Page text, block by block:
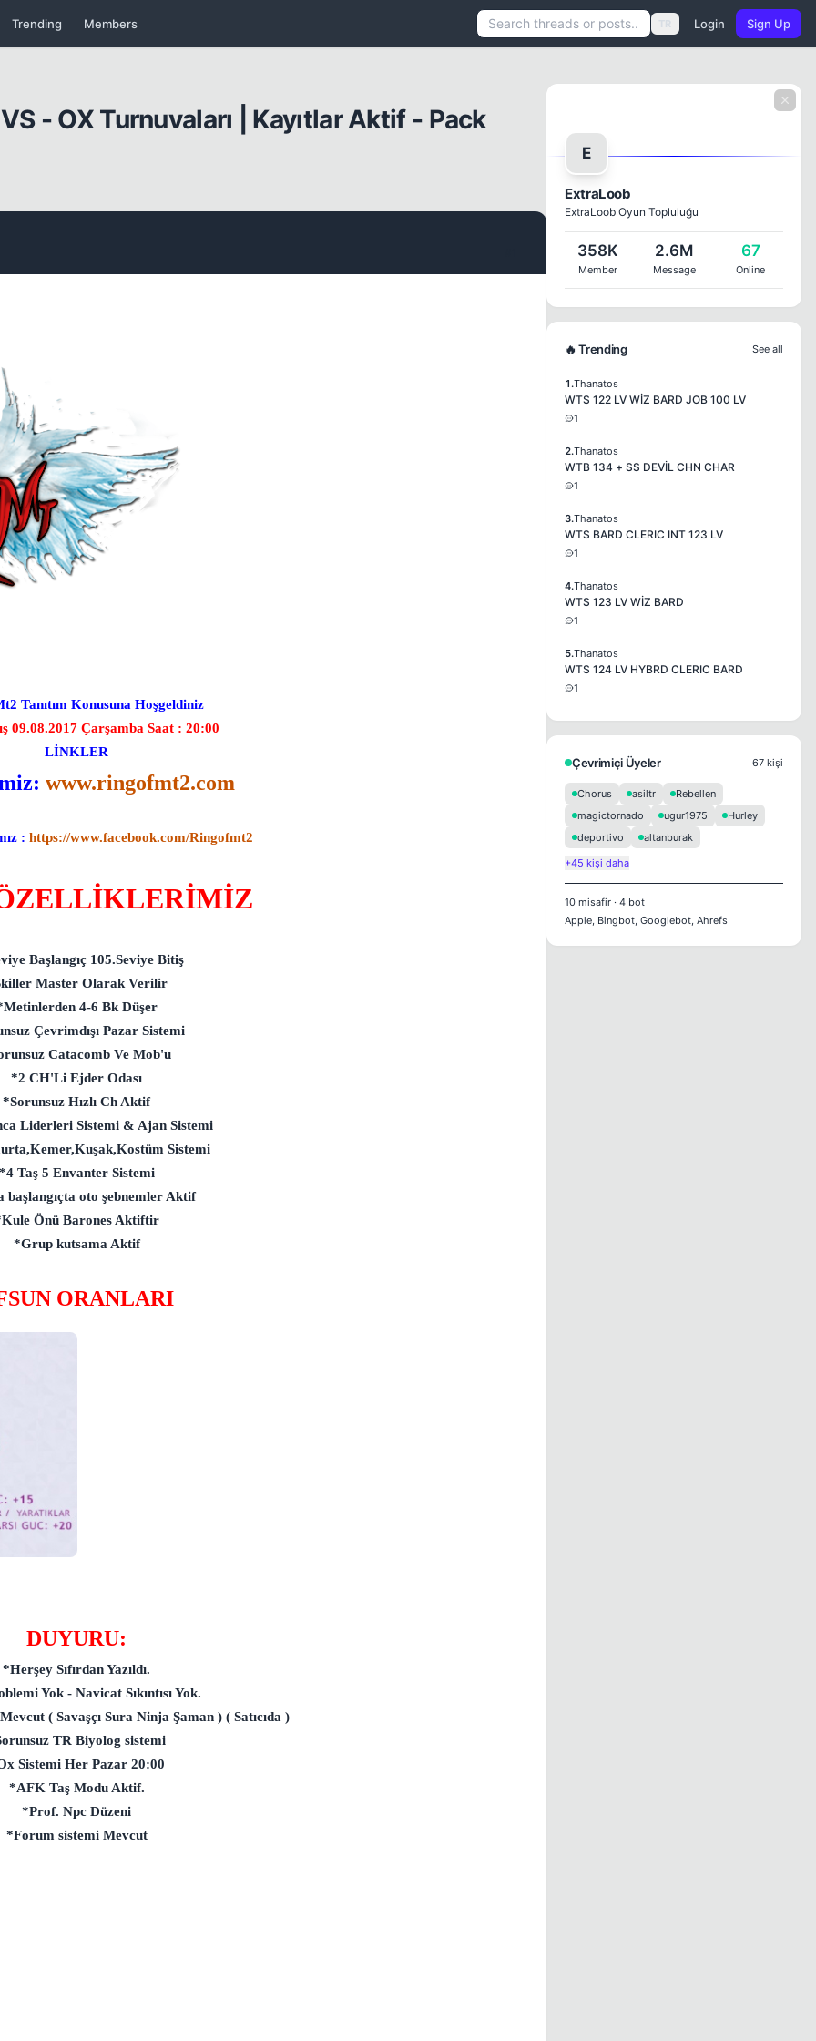
Trending Members TR Login Sign Up
- OX Turnuvaları | Kayıtlar Aktif - Pack
Tanıtım Konusuna Hoşgeldiniz
09.08.2017 Çarşamba Saat : 20:00
LİNKLER
www.ringofmt2.com
: https://www.facebook.com/Ringofmt2
Başlangıç 105.Seviye Bitiş
Master Olarak Verilir
4-6 Bk Düşer
Çevrimdışı Pazar Sistemi
Catacomb Ve Mob'u
*2 CH'Li Ejder Odası
*Sorunsuz Hızlı Ch Aktif
Liderleri Sistemi & Ajan Sistemi
Sistemi
Taş 5 Envanter Sistemi
başlangıçta oto şebnemler Aktif
Önü Barones Aktiftir
*Grup kutsama Aktif
ORANLARI
DUYURU:
*Herşey Sıfırdan Yazıldı.
Yok - Navicat Sıkıntısı Yok.
( Savaşçı Sura Ninja Şaman ) ( Satıcıda )
TR Biyolog sistemi
Sistemi Her Pazar 20:00
*AFK Taş Modu Aktif.
*Prof. Npc Düzeni
*Forum sistemi Mevcut
E
ExtraLoob
ExtraLoob Oyun Topluluğu
358K
Member
2.6M
Message
67
Online
🔥 Trending See all
1.Thanatos
WTS 122 LV WİZ BARD JOB 100 LV
1
2.Thanatos
WTB 134 + SS DEVİL CHN CHAR
1
3.Thanatos
WTS BARD CLERIC INT 123 LV
1
4.Thanatos
WTS 123 LV WİZ BARD
1
5.Thanatos
WTS 124 LV HYBRD CLERIC BARD
1
Çevrimiçi Üyeler 67 kişi
Chorus asiltr
Rebellen
magictornado
ugur1975
Hurley
deportivo
altanburak
+45 kişi daha
10 misafir · 4 bot
Apple, Bingbot, Googlebot, Ahrefs